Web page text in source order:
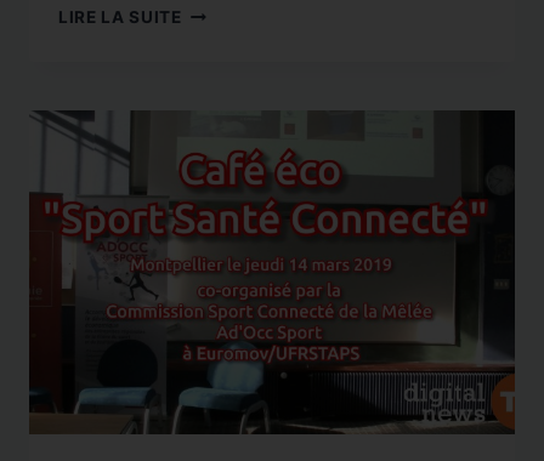
LIRE LA SUITE JOBSTIC